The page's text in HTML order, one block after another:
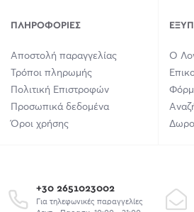
ΠΛΗΡΟΦΟΡΊΕΣ
Αποστολή παραγγελίας
Τρόποι πληρωμής
Πολιτική Επιστροφών
Προσωπικά δεδομένα
Όροι χρήσης
Ο
+30 2651023002
Για τηλεφωνικές παραγγελίες